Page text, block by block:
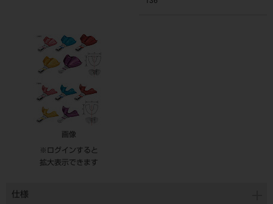
画像
※ログインすると
拡大表示できます
仕様